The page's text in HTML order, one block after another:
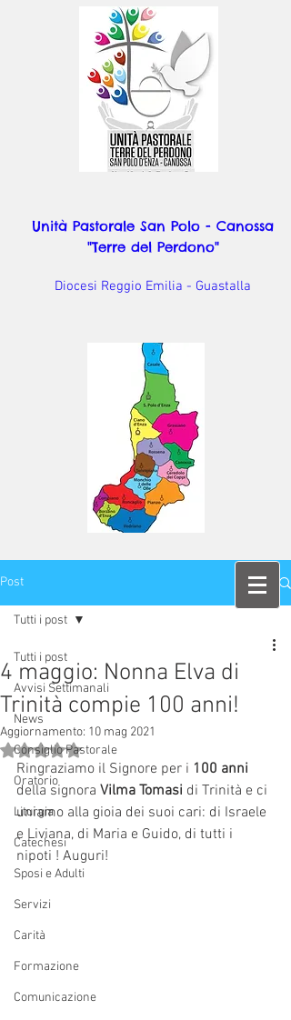
Unità Pastorale San Polo - Canossa
"Terre del Perdono"
Diocesi Reggio Emilia - Guastalla
Post
Tutti i post
Avvisi Settimanali
News
Consiglio Pastorale
Oratorio
Liturgia
Catechesi
Sposi e Adulti
Servizi
Carità
Formazione
Comunicazione
Tutti i post
4 maggio: Nonna Elva di
Trinità compie 100 anni!
Aggiornamento: 10 mag 2021
Valutazione NaN stelle su 5.
Ringraziamo il Signore per i 100 anni
della signora Vilma Tomasi di Trinità e ci
uniamo alla gioia dei suoi cari: di Israele
e Liviana, di Maria e Guido, di tutti i
nipoti ! Auguri!